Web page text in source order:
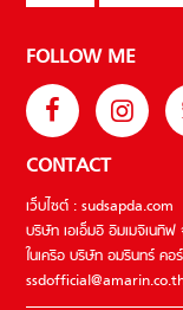
FOLLOW ME
CONTACT
เว็บไซต์ : sudsapda.com
บริษัท เอเอ็มอี อิมเมจิเนที
ในเครือ บริษัท อมรินทร์ ค